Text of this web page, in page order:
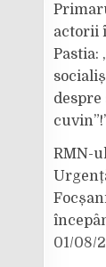
actorii
Pastia:
despre
RMN-
01/08/